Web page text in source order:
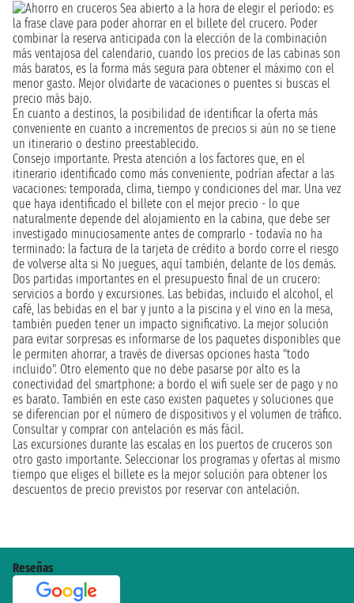
Sea abierto a la hora de elegir el período: es
la frase clave para poder ahorrar en el billete del crucero. Poder
combinar la reserva anticipada con la elección de la combinación
más ventajosa del calendario, cuando los precios de las cabinas son
más baratos, es la forma más segura para obtener el máximo con el
menor gasto. Mejor olvidarte de vacaciones o puentes si buscas el
precio más bajo.
En cuanto a destinos, la posibilidad de identificar la oferta más
conveniente en cuanto a incrementos de precios si aún no se tiene
un itinerario o destino preestablecido.
Consejo importante. Presta atención a los factores que, en el
itinerario identificado como más conveniente, podrían afectar a las
vacaciones: temporada, clima, tiempo y condiciones del mar. Una vez
que haya identificado el billete con el mejor precio - lo que
naturalmente depende del alojamiento en la cabina, que debe ser
investigado minuciosamente antes de comprarlo - todavía no ha
terminado: la factura de la tarjeta de crédito a bordo corre el riesgo
de volverse alta si No juegues, aquí también, delante de los demás.
Dos partidas importantes en el presupuesto final de un crucero:
servicios a bordo y excursiones. Las bebidas, incluido el alcohol, el
café, las bebidas en el bar y junto a la piscina y el vino en la mesa,
también pueden tener un impacto significativo. La mejor solución
para evitar sorpresas es informarse de los paquetes disponibles que
le permiten ahorrar, a través de diversas opciones hasta "todo
incluido". Otro elemento que no debe pasarse por alto es la
conectividad del smartphone: a bordo el wifi suele ser de pago y no
es barato. También en este caso existen paquetes y soluciones que
se diferencian por el número de dispositivos y el volumen de tráfico.
Consultar y comprar con antelación es más fácil.
Las excursiones durante las escalas en los puertos de cruceros son
otro gasto importante. Seleccionar los programas y ofertas al mismo
tiempo que eliges el billete es la mejor solución para obtener los
descuentos de precio previstos por reservar con antelación.
Reseñas